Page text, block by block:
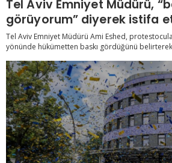
Tel Aviv Emniyet Müdürü,
görüyorum” diyerek istifa
Tel Aviv Emniyet Müdürü Ami Eshed,
yönünde hükümetten baskı gördüğünü